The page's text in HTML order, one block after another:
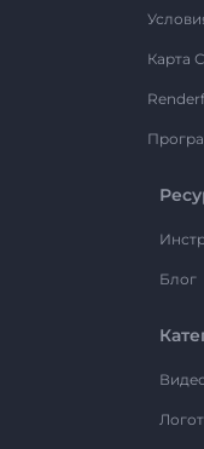
Карта
Блог